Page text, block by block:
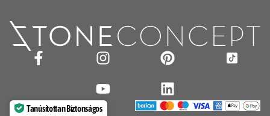
Tanúsítottan Biztonságos